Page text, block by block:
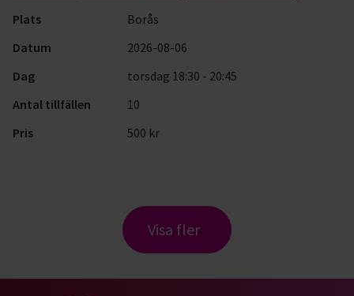
Plats
Borås
Datum
2026-08-06
Dag
torsdag 18:30 - 20:45
Antal tillfällen
10
Pris
500 kr
Visa fler